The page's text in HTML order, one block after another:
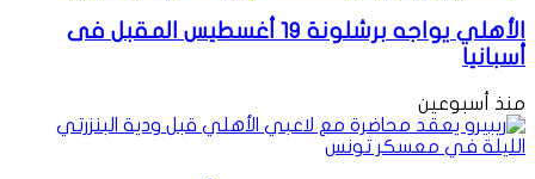
الأهلي يواجه برشلونة 19 أغسطيس المقبل فى
أسبانيا
منذ أسبوعين